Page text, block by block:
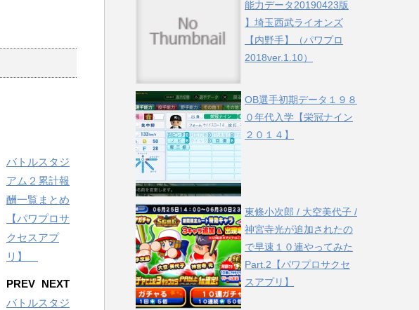
PREV
バトルスタジ
アム２累計報
酬一覧まとめ
【パワプロサ
クセスアプ
リ】
NEXT
バトルスタジ
能力データ20190423版
】埼玉西武ライオンズ
【内野手】（パワプロ
2018ver.1.10）
OB選手初期データ１９８
０年代入学【栄冠ナイン
２０１４】
東條小次郎 / 大空美代子 /
神宮寺光が追加されたの
で早速１０連やってみた
Part.2【パワプロサクセ
スアプリ】